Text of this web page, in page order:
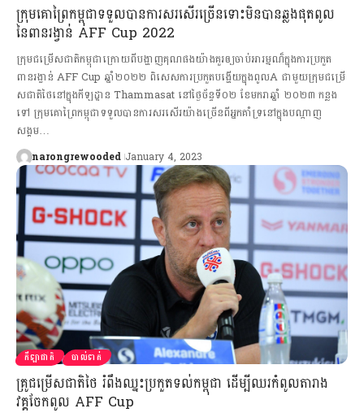
ក្រុមគោព្រៃកម្ពុជាទទួលបានការសរសើរច្រើនទោះមិនបានឆ្លងផុតពូល
នៃពានរង្វាន់ AFF Cup 2022
ក្រុមជម្រើសជាតិកម្ពុជាក្រោយពីបង្ហាញគុណផងយ៉ាងគួរឲ្យចាប់អារម្មណ៏ក្នុងការប្រកួត
ពានរង្វាន់ AFF Cup ឆ្នាំ២០២២ ពិសេសការប្រកួតបង្ហើយក្នុងពូលA ជាមួយក្រុមជម្រើ
សជាតិថៃនៅក្នុងកីឡដ្ឋាន Thammasat នៅថ្ងៃច័ន្ទទី០២ ខែមករាឆ្នាំ ២០២៣ កន្លង
ទៅ ក្រុមគោព្រៃកម្ពុជាទទួលបានការសរសើរយ៉ាងច្រើនពីអ្នកគាំទ្រនៅក្នុងបណ្ដាញ
សង្គម…
narongrewooded January 4, 2023
កីឡាជាតិ បាល់ទាត់
គ្រូជម្រើសជាតិថៃ រំពឹងឈ្នះប្រកួតទល់កម្ពុជា ដើម្បីឈរកំពូលតារាង
វគ្គចែកពូល AFF Cup